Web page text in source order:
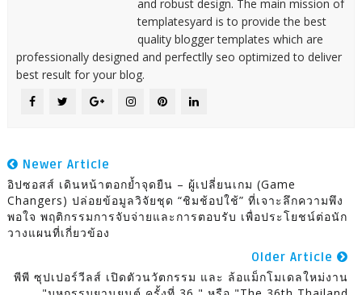
and robust design. The main mission of
templatesyard is to provide the best
quality blogger templates which are
professionally designed and perfectlly seo optimized to deliver
best result for your blog.
Newer Article
อิปซอสส์ เดินหน้าตอกย้ำจุดยืน – ผู้เปลี่ยนเกม (Game
Changers) ปล่อยข้อมูลวิจัยชุด “ชิมช้อปใช้” ที่เจาะลึกความพึง
พอใจ พฤติกรรมการจับจ่ายและการตอบรับ เพื่อประโยชน์ต่อนัก
วางแผนที่เกี่ยวข้อง
Older Article
พีพี ซุปเปอร์วีลส์ เปิดตัวนวัตกรรม และ ล้อแม็กโมเดลใหม่งาน